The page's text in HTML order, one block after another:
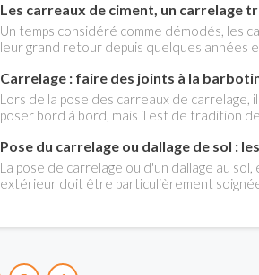
minérale, sa facilité d'entretien et sa
désormais dans des intérieurs
rénovation.
Les carreaux de ciment, un carrelage
Un temps considéré comme démodés, les
leur grand retour depuis quelques années
graphiques séduisent les décorateurs
Composition, formats, épaisseurs, pose ou
d’horizon d’un produit qui n’a rien perdu
Carrelage : faire des joints à la
Lors de la pose des carreaux de carrelage,
poser bord à bord, mais il est de tradition
fonction des croisillons utilisés), plus ou
teinte des carreaux.
Pose du carrelage ou dallage de sol :
La pose de carrelage ou d'un dallage au
extérieur doit être particulièrement